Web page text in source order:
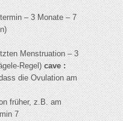
– 3 Monate – 7
Menstruation – 3
Regel)cave :
die Ovulation am
früher, z.B. am
7